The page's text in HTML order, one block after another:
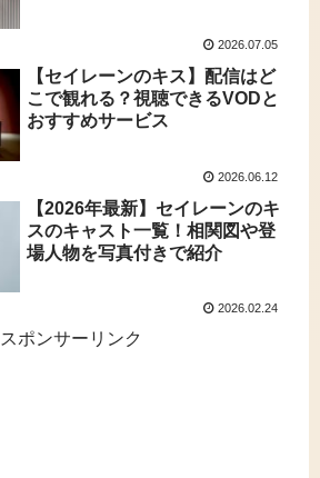
2026.07.05
【セイレーンのキス】配信はど
こで観れる？視聴できるVODと
おすすめサービス
2026.06.12
【2026年最新】セイレーンのキ
スのキャスト一覧！相関図や登
場人物を写真付きで紹介
2026.02.24
スポンサーリンク